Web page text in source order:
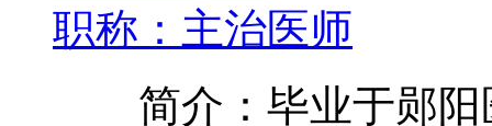
职称：主治医师
简介：毕业于郧阳